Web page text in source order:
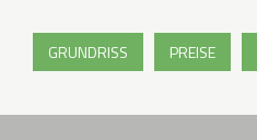
GRUNDRISS PREISE